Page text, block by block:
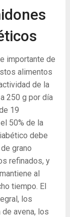
importante de
alimentos
de la
250 g por día
19
50% de la
debe
grano
refinados, y
al
tiempo. El
los
avena, los